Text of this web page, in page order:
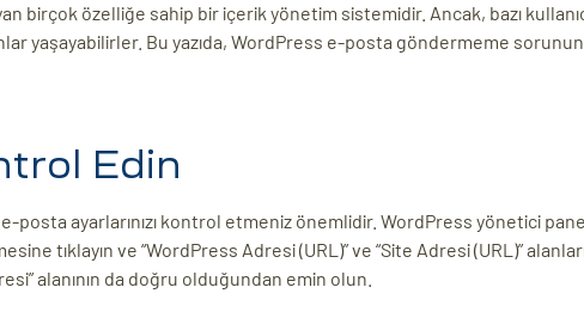
birçok özelliğe sahip bir içerik yönetim sistemidir. Ancak, bazı
yaşayabilirler. Bu yazıda, WordPress e-posta göndermeme
Edin
ayarlarınızı kontrol etmeniz önemlidir. WordPress yönetici
tıklayın ve “WordPress Adresi (URL)” ve “Site Adresi (URL)”
alanının da doğru olduğundan emin olun.